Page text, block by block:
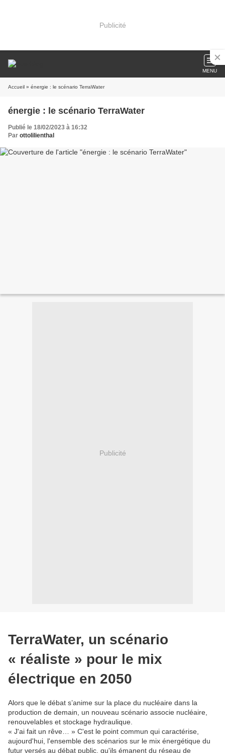
Publicité
MENU
Accueil » énergie : le scénario TerraWater
énergie : le scénario TerraWater
Publié le 18/02/2023 à 16:32
Par ottolilienthal
Publicité
TerraWater, un scénario
« réaliste » pour le mix
électrique en 2050
Alors que le débat s’anime sur la place du nucléaire dans la
production de demain, un nouveau scénario associe nucléaire,
renouvelables et stockage hydraulique.
« J'ai fait un rêve… » C'est le point commun qui caractérise,
aujourd'hui, l'ensemble des scénarios sur le mix énergétique du
futur versés au débat public, qu'ils émanent du réseau de